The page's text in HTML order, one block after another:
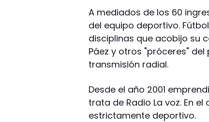
A mediados de los 60
del equipo deportivo.
disciplinas que acobijo su
Páez y otros "próceres"
transmisión radial.
Desde el año 2001
trata de Radio La voz. En
estrictamente deportivo.